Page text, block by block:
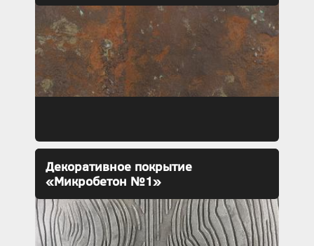
Декоративное покрытие
«Микробетон №1»